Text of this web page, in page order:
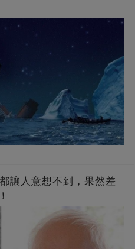
讓人意想不到，果然差